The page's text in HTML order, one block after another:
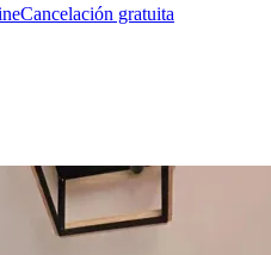
Cancelación gratuita